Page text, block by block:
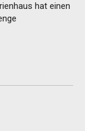
hat einen